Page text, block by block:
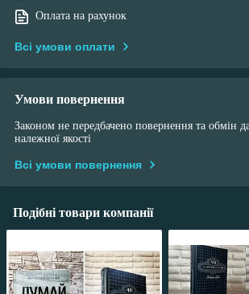
Оплата на рахунок
Всі умови оплати
Умови повернення
Законом не передбачено повернення та обмін
належної якості
Всі умови повернення
Подібні товари компанії